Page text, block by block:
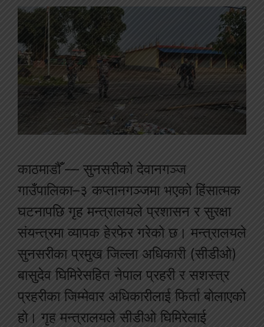
काठमाडौँ — सुनसरीको देवानगञ्ज
गाउँपालिका–३ कप्तानगञ्जमा भएको हिंसात्मक
घटनापछि गृह मन्त्रालयले प्रशासन र सुरक्षा
संयन्त्रमा व्यापक हेरफेर गरेको छ। मन्त्रालयले
सुनसरीका प्रमुख जिल्ला अधिकारी (सीडीओ)
बासुदेव घिमिरेसहित नेपाल प्रहरी र सशस्त्र
प्रहरीका जिम्मेवार अधिकारीलाई फिर्ता बोलाएको
हो। गृह मन्त्रालयले सीडीओ घिमिरेलाई